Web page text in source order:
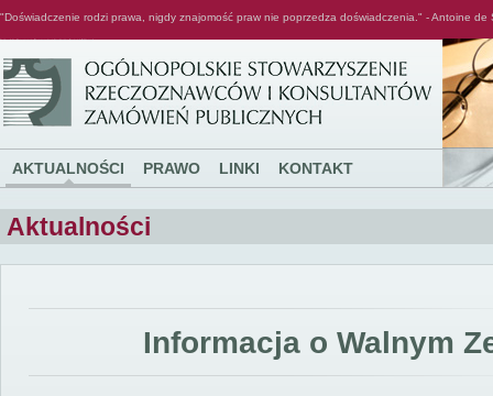
"Doświadczenie rodzi prawa, nigdy znajomość praw nie poprzedza doświadczenia." - Antoine de
AKTUALNOŚCI PRAWO LINKI KONTAKT
Aktualności
Informacja o Walnym